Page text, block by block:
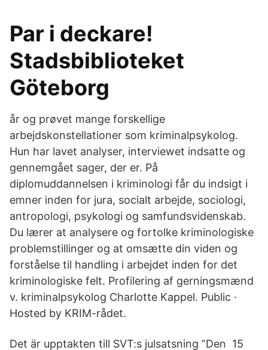
Par i deckare!
Stadsbiblioteket
Göteborg
år og prøvet mange forskellige
arbejdskonstellationer som kriminalpsykolog.
Hun har lavet analyser, interviewet indsatte og
gennemgået sager, der er. På
diplomuddannelsen i kriminologi får du indsigt i
emner inden for jura, socialt arbejde, sociologi,
antropologi, psykologi og samfundsvidenskab.
Du lærer at analysere og fortolke kriminologiske
problemstillinger og at omsætte din viden og
forståelse til handling i arbejdet inden for det
kriminologiske felt. Profilering af gerningsmænd
v. kriminalpsykolog Charlotte Kappel. Public ·
Hosted by KRIM-rådet.
Det är upptakten till SVT:s julsatsning ”Den 15